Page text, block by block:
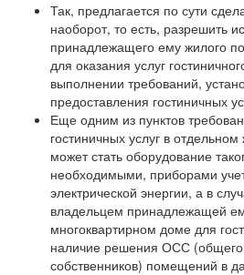
Так, предлагается по сути
наоборот, то есть, разрешить
принадлежащего ему жилого
для оказания услуг
выполнении требований,
предоставления гостиничных
Еще одним из пунктов
гостиничных услуг в
может стать оборудование
необходимыми, приборами
электрической энергии, а в
владельцем принадлежащей
многоквартирном доме для
наличие решения ОСС (общего
собственников) помещений в